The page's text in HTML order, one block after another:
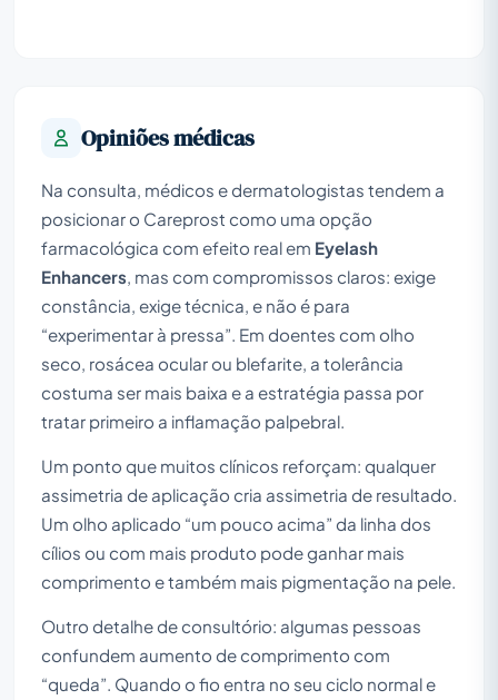
Opiniões médicas
Na consulta, médicos e dermatologistas tendem a
posicionar o Careprost como uma opção
farmacológica com efeito real em Eyelash
Enhancers , mas com compromissos claros: exige
constância, exige técnica, e não é para
“experimentar à pressa”. Em doentes com olho
seco, rosácea ocular ou blefarite, a tolerância
costuma ser mais baixa e a estratégia passa por
tratar primeiro a inflamação palpebral.
Um ponto que muitos clínicos reforçam: qualquer
assimetria de aplicação cria assimetria de resultado.
Um olho aplicado “um pouco acima” da linha dos
cílios ou com mais produto pode ganhar mais
comprimento e também mais pigmentação na pele.
Outro detalhe de consultório: algumas pessoas
confundem aumento de comprimento com
“queda”. Quando o fio entra no seu ciclo normal e